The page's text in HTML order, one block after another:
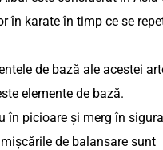
în karate în timp ce se
de bază ale acestei
elemente de bază.
în picioare și merg în
de balansare sunt